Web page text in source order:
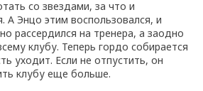
со звездами, за что и
А Энцо этим воспользовался, и
рассердился на тренера, а заодно
клубу. Теперь гордо собирается
уходит. Если не отпустить, он
клубу еще больше.